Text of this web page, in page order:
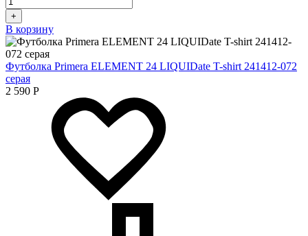
+
В корзину
Футболка Primera ELEMENT 24 LIQUIDate T-shirt 241412-072
серая
2 590 Р